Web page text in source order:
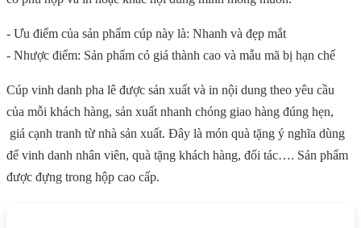
- Ưu điểm của sản phẩm cúp này là: Nhanh và đẹp mắt
- Nhược điểm: Sản phẩm có giá thành cao và mẫu mã bị hạn chế
Cúp vinh danh pha lê được sản xuất và in nội dung theo yêu cầu
của mỗi khách hàng, sản xuất nhanh chóng giao hàng đúng hẹn,
giá cạnh tranh từ nhà sản xuất. Đây là món quà tặng ý nghĩa dùng
để vinh danh nhân viên, quà tặng khách hàng, đối tác…. Sản phẩm
được đựng trong hộp cao cấp.